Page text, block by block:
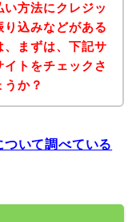
方法にクレジッ
り込みなどがある
まずは、下記サ
トをチェックさ
か？
いて調べている